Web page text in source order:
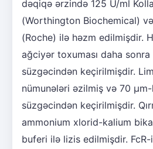
dəqiqə ərzində 125 U/ml
(Worthington Biochemical)
(Roche) ilə həzm edilmişdir.
ağciyər toxuması daha
süzgəcindən keçirilmişdir.
nümunələri əzilmiş və 70
süzgəcindən keçirilmişdir.
ammonium xlorid-kalium
buferi ilə lizis edilmişdir.